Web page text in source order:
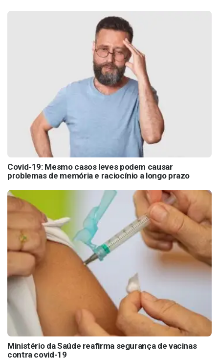
Covid-19: Mesmo casos leves podem causar
problemas de memória e raciocínio a longo prazo
Ministério da Saúde reafirma segurança de vacinas
contra covid-19